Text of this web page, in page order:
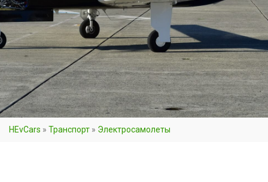
HEvCars » Транспорт » Электросамолеты